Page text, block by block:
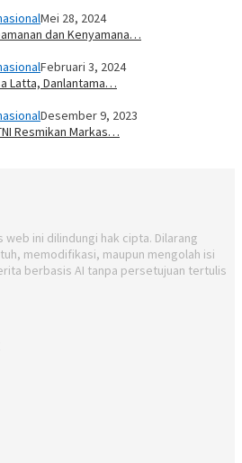
Mei 28, 2024
dan Kenyamana…
Februari 3, 2024
Latta, Danlantama…
Desember 9, 2023
Resmikan Markas…
ini dilindungi hak cipta. Dilarang
memodifikasi, maupun mengolah isi
berbasis AI tanpa persetujuan tertulis